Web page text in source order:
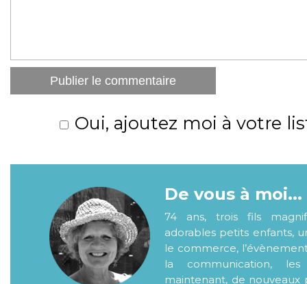
Oui, ajoutez moi à votre
De vous à moi...
74 ans, trois fils
adorables petits enfants,
le commerce,
la communication,
maintenant, de nouveaux